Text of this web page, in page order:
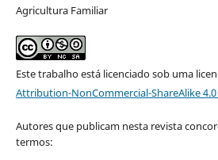
Agricultura Familiar
Este trabalho está licenciado sob uma
Attribution-NonCommercial-ShareAlike
Autores que publicam nesta revista
termos: